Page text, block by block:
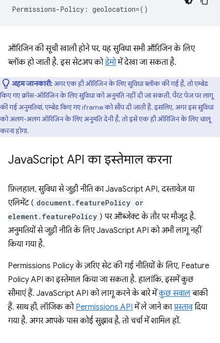
ऑरिजिन की सूची खाली होने पर, यह सुविधा सभी ऑरिजिन के लिए
ब्लॉक हो जाती है. इस सेटअप कोडेमोमें देखा जा सकता है.
अहम जानकारी:अगर एक ही ऑरिजिन के लिए सुविधा ब्लॉक की गई है, तो एम्बेड
किए गए क्रॉस-ऑरिजिन के लिए सुविधा को अनुमति नहीं दी जा सकती. पैरंट पेज पर लागू
की गई अनुमतियां, एम्बेड किए गए iframe को सौंप दी जाती हैं. इसलिए, अगर इस सुविधा
को अलग-अलग ऑरिजिन के लिए अनुमति देनी है, तो इसे एक ही ऑरिजिन के लिए चालू
करना होगा.
JavaScript API का इस्तेमाल करना
फ़िलहाल, सुविधा से जुड़ी नीति का JavaScript API, दस्तावेज़ या
एलिमेंट ( document.featurePolicy or
element.featurePolicy ) पर ऑब्जेक्ट के तौर पर मौजूद है.
अनुमतियों से जुड़ी नीति के लिए JavaScript API को अभी लागू नहीं
किया गया है.
Permissions Policy के ज़रिए सेट की गई नीतियों के लिए, Feature
Policy API का इस्तेमाल किया जा सकता है. हालांकि, इसमें कुछ
सीमाएं हैं. JavaScript API को लागू करने के बारे मेंकुछ सवालबाकी
हैं. साथ ही, लॉजिक को Permissions API में ले जाने काप्रस्तावदिया
गया है. अगर आपके पास कोई सुझाव है, तो चर्चा में शामिल हों.